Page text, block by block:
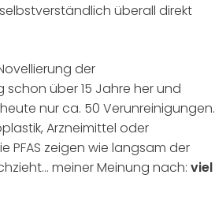
überall direkt
der
schon über 15 Jahre her und
nur ca. 50 Verunreinigungen.
Arzneimittel oder
PFAS zeigen wie langsam der
meiner Meinung nach: viel